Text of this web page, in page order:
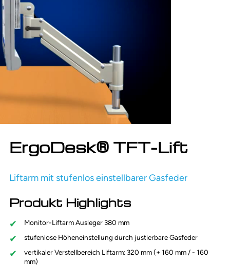
ErgoDesk® TFT-Lift
Liftarm mit stufenlos einstellbarer Gasfeder
Produkt Highlights
Monitor-Liftarm Ausleger 380 mm
stufenlose Höheneinstellung durch justierbare Gasfeder
vertikaler Verstellbereich Liftarm: 320 mm (+ 160 mm / - 160
mm)